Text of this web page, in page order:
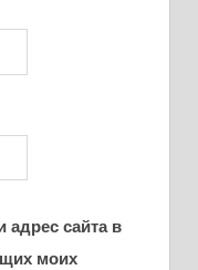
адрес сайта в
моих